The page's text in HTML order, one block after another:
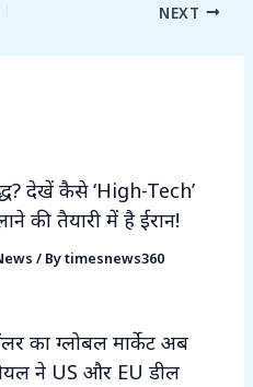
NEXT
देखें कैसे ‘High-Tech’
की तैयारी में है ईरान!
/ Bytimesnews360
का ग्लोबल मार्केट अब
ने US और EU डील